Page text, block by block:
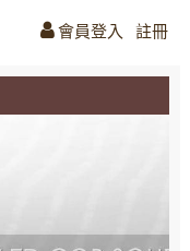
會員登入 註冊